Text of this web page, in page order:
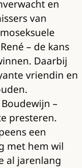
en
van
– de kans
Daarbij
vriendin en
–
presteren.
een
met hem wil
al jarenlang